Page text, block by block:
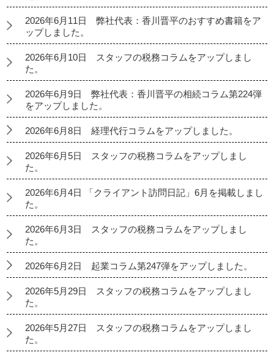
2026年6月11日 弊社代表：香川晋平のおすすめ書籍をア
ップしました。
2026年6月10日 スタッフの税務コラムをアップしまし
た。
2026年6月9日 弊社代表：香川晋平の相続コラム第224弾
をアップしました。
2026年6月8日 経理代行コラムをアップしました。
2026年6月5日 スタッフの税務コラムをアップしまし
た。
2026年6月4日 「クライアント訪問日記」6月を掲載しまし
た。
2026年6月3日 スタッフの税務コラムをアップしまし
た。
2026年6月2日 起業コラム第247弾をアップしました。
2026年5月29日 スタッフの税務コラムをアップしまし
た。
2026年5月27日 スタッフの税務コラムをアップしまし
た。